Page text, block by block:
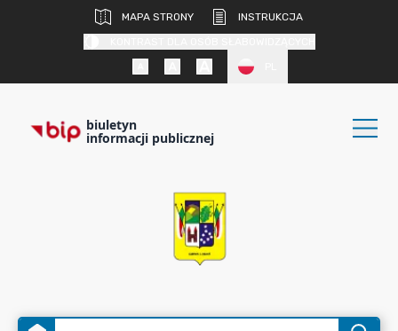
MAPA STRONY
INSTRUKCJA
biuletyn
informacji publicznej